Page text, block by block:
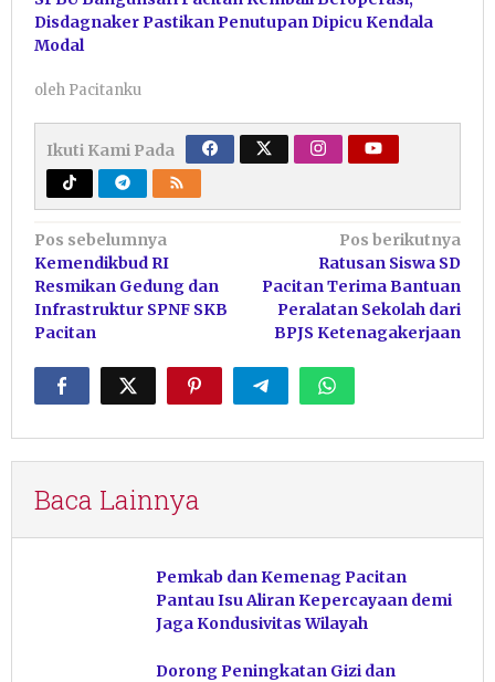
Disdagnaker Pastikan Penutupan Dipicu Kendala
Modal
oleh Pacitanku
Ikuti Kami Pada
Navigasi
pos
Pos sebelumnya
Kemendikbud RI
Resmikan Gedung dan
Infrastruktur SPNF SKB
Pacitan
Pos berikutnya
Ratusan Siswa SD
Pacitan Terima Bantuan
Peralatan Sekolah dari
BPJS Ketenagakerjaan
Baca Lainnya
Pemkab dan Kemenag Pacitan
Pantau Isu Aliran Kepercayaan demi
Jaga Kondusivitas Wilayah
Dorong Peningkatan Gizi dan